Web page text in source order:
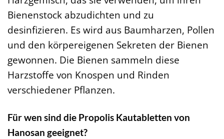
Bienenstock abzudichten und zu
desinfizieren. Es wird aus Baumharzen, Pollen
und den körpereigenen Sekreten der Bienen
gewonnen. Die Bienen sammeln diese
Harzstoffe von Knospen und Rinden
verschiedener Pflanzen.
Für wen sind die Propolis Kautabletten von
Hanosan geeignet?